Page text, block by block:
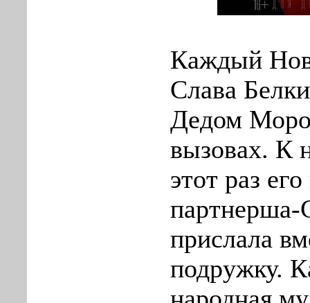
Каждый
Слава
Дедом
вызовах. К
этот раз
партнерша-
прислала
подружку.